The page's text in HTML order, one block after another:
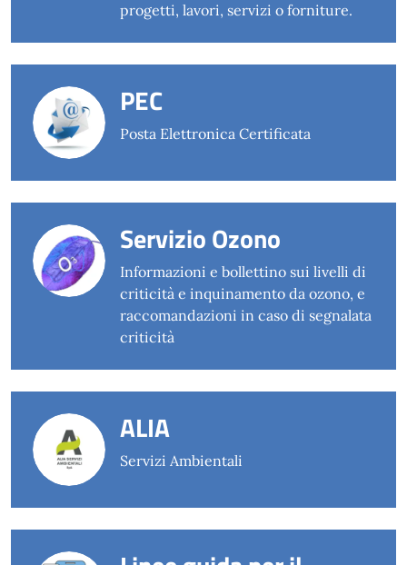
progetti, lavori, servizi o forniture.
PEC
Posta Elettronica Certificata
Servizio Ozono
Informazioni e bollettino sui livelli di
criticità e inquinamento da ozono, e
raccomandazioni in caso di segnalata
criticità
ALIA
Servizi Ambientali